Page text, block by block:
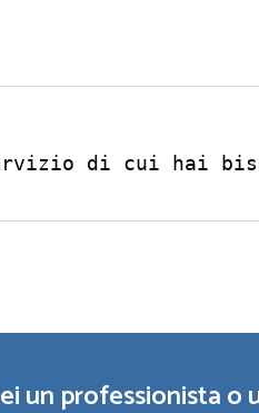
di cui hai
un professionista o